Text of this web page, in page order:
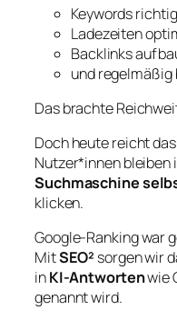
Keywords
Ladezeiten
Backlinks
und regelmäßig
Das brachte
Doch heute reicht das
Nutzer*innen
Suchmaschine
klicken.
Google-Ranking war
MitSEO² sorgen wir
inKI-Antwortenwie
genannt wird.